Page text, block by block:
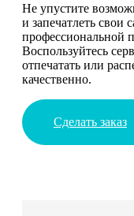
Не упустите
и запечатлеть свои
профессиональной
Воспользуйтесь
отпечатать или
качественно.
Сделать заказ